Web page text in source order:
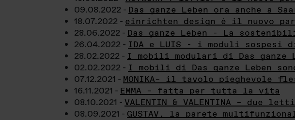
09.08.2022 - Das ganze Leben ora anche a
18.07.2022 - einrichten design è il nuovo
28.06.2022 - Das ganze Leben - La
26.04.2022 - IDA e LUIS - i moduli sospesi di
28.02.2022 - I mobili modulari di Das ganze
02.02.2022 - I mobili di Das ganze Leben
07.12.2021 - MONIKA– il tavolo pieghevole
16.11.2021 - EMMA – fatta per tutta la vita
08.10.2021 - VALENTIN & VALENTINA – due
08.09.2021 - GUSTAV, la parete